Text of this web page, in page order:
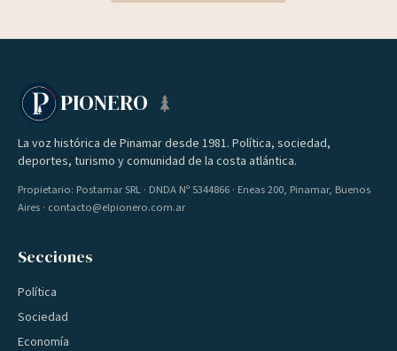
PIONERO
La voz histórica de Pinamar desde 1981. Política, sociedad,
deportes, turismo y comunidad de la costa atlántica.
Propietario: Postamar SRL · DNDA Nº 5344866 · Eneas 200, Pinamar, Buenos
Aires · contacto@elpionero.com.ar
Secciones
Política
Sociedad
Economía